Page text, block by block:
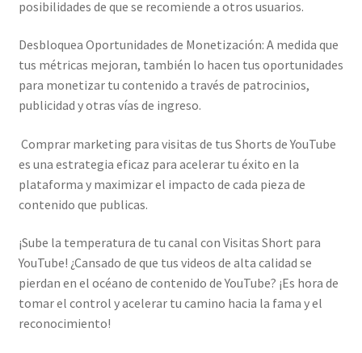
posibilidades de que se recomiende a otros usuarios.
Desbloquea Oportunidades de Monetización: A medida que
tus métricas mejoran, también lo hacen tus oportunidades
para monetizar tu contenido a través de patrocinios,
publicidad y otras vías de ingreso.
Comprar marketing para visitas de tus Shorts de YouTube
es una estrategia eficaz para acelerar tu éxito en la
plataforma y maximizar el impacto de cada pieza de
contenido que publicas.
¡Sube la temperatura de tu canal con Visitas Short para
YouTube! ¿Cansado de que tus videos de alta calidad se
pierdan en el océano de contenido de YouTube? ¡Es hora de
tomar el control y acelerar tu camino hacia la fama y el
reconocimiento!